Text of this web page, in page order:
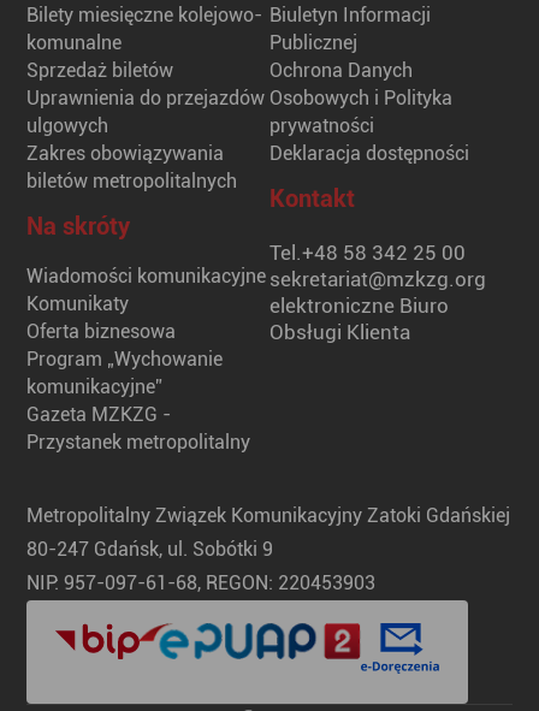
Bilety miesięczne kolejowo-
komunalne
Sprzedaż biletów
Uprawnienia do przejazdów
ulgowych
Zakres obowiązywania
biletów metropolitalnych
Na skróty
Wiadomości komunikacyjne
Komunikaty
Oferta biznesowa
Program „Wychowanie
komunikacyjne”
Gazeta MZKZG -
Przystanek metropolitalny
Biuletyn Informacji
Publicznej
Ochrona Danych
Osobowych i Polityka
prywatności
Deklaracja dostępności
Kontakt
Tel.+48 58 342 25 00
sekretariat@mzkzg.org
elektroniczne Biuro
Obsługi Klienta
Metropolitalny Związek Komunikacyjny Zatoki Gdańskiej
80-247 Gdańsk, ul. Sobótki 9
NIP: 957-097-61-68, REGON: 220453903